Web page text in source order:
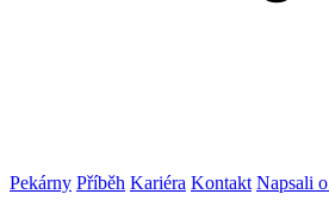
Pekárny Příběh Kariéra Kontakt Napsali